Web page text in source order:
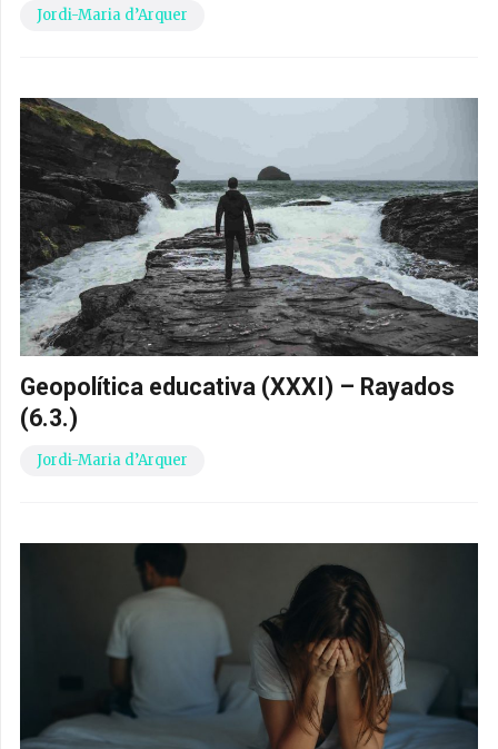
Jordi-Maria d’Arquer
Geopolítica educativa (XXXI) – Rayados
(6.3.)
Jordi-Maria d’Arquer